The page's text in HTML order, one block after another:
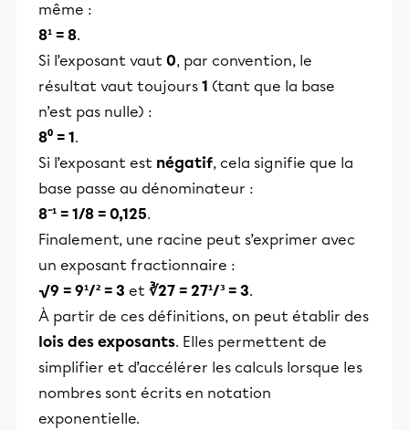
même :
8¹ = 8.
Si l’exposant vaut 0, par convention, le
résultat vaut toujours 1 (tant que la base
n’est pas nulle) :
8⁰ = 1.
Si l’exposant est négatif, cela signifie que la
base passe au dénominateur :
8⁻¹ = 1/8 = 0,125.
Finalement, une racine peut s’exprimer avec
un exposant fractionnaire :
√9 = 9¹/² = 3 et ∛27 = 27¹/³ = 3.
À partir de ces définitions, on peut établir des
lois des exposants. Elles permettent de
simplifier et d’accélérer les calculs lorsque les
nombres sont écrits en notation
exponentielle.